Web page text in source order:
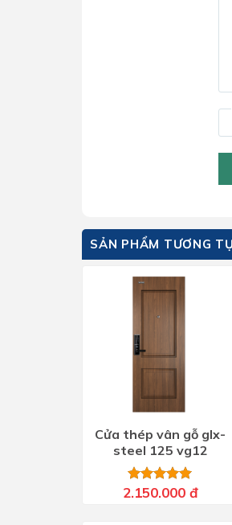
SẢN PHẨM TƯƠNG
Cửa thép vân gỗ glx-
steel 125 vg12
Được xếp
2.150.000 đ